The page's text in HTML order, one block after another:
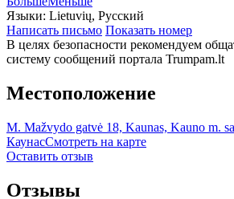
Языки: Lietuvių, Русский
Написать письмо Показать номер
В целях безопасности рекомендуем
систему сообщений портала Trumpam.lt
Местоположение
M. Mažvydo gatvė 18, Kaunas, Kauno m.
КаунасСмотреть на карте
Оставить отзыв
Отзывы